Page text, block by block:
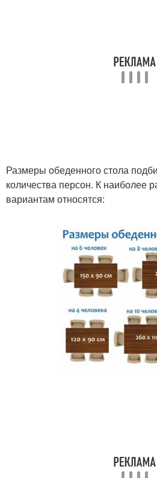
Размеры обеденного стола
количества персон. К наиболее
вариантам относятся: